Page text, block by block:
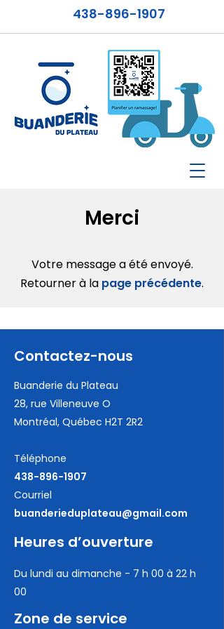
438-896-1907
Merci
Votre message a été envoyé.
Retourner à la page précédente.
Contactez-nous
Buanderie du Plateau
28, rue Villeneuve O
Montréal, Québec H2T 2R2
Téléphone
438-896-1907
Courriel
buanderieduplateau@gmail.com
Heures d’ouverture
Du lundi au dimanche - 7 h 00 à 22 h
00
Zone de service